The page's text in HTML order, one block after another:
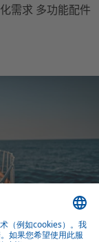
需求 多功能配件